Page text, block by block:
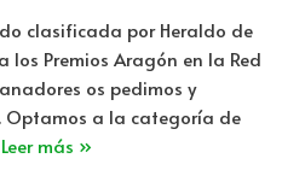
clasificada por Heraldo de
Premios Aragón en la Red
os pedimos y
Optamos a la categoría de
Leer más »